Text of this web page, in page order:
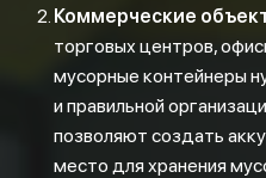
Коммерческие
торговых центров,
мусорные контейнеры
и правильной
позволяют создать
место для хранения